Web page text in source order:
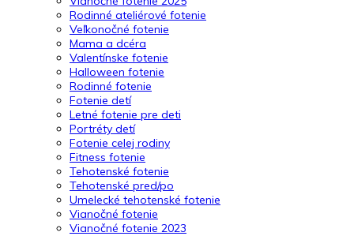
Rodinné ateliérové fotenie
Veľkonočné fotenie
Mama a dcéra
Valentínske fotenie
Halloween fotenie
Rodinné fotenie
Fotenie detí
Letné fotenie pre deti
Portréty detí
Fotenie celej rodiny
Fitness fotenie
Tehotenské fotenie
Tehotenské pred/po
Umelecké tehotenské fotenie
Vianočné fotenie
Vianočné fotenie 2023